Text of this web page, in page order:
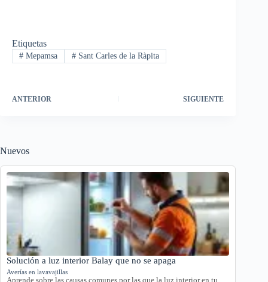
Etiquetas
#Mepamsa #Sant Carles de la Ràpita
ANTERIOR SIGUIENTE
Nuevos
Solución a luz interior Balay que no se apaga
Averías en lavavajillas
Aprende sobre las causas comunes por las que la luz interior en tu